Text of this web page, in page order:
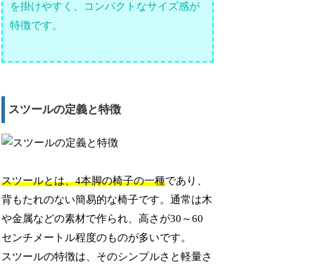
を掛けやすく、コンパクトなサイズ感が
特徴です。
スツールの定義と特徴
スツールとは、4本脚の椅子の一種であり、
背もたれのない簡易的な椅子です。通常は木
や金属などの素材で作られ、高さが30～60
センチメートル程度のものが多いです。
スツールの特徴は、そのシンプルさと軽量さ